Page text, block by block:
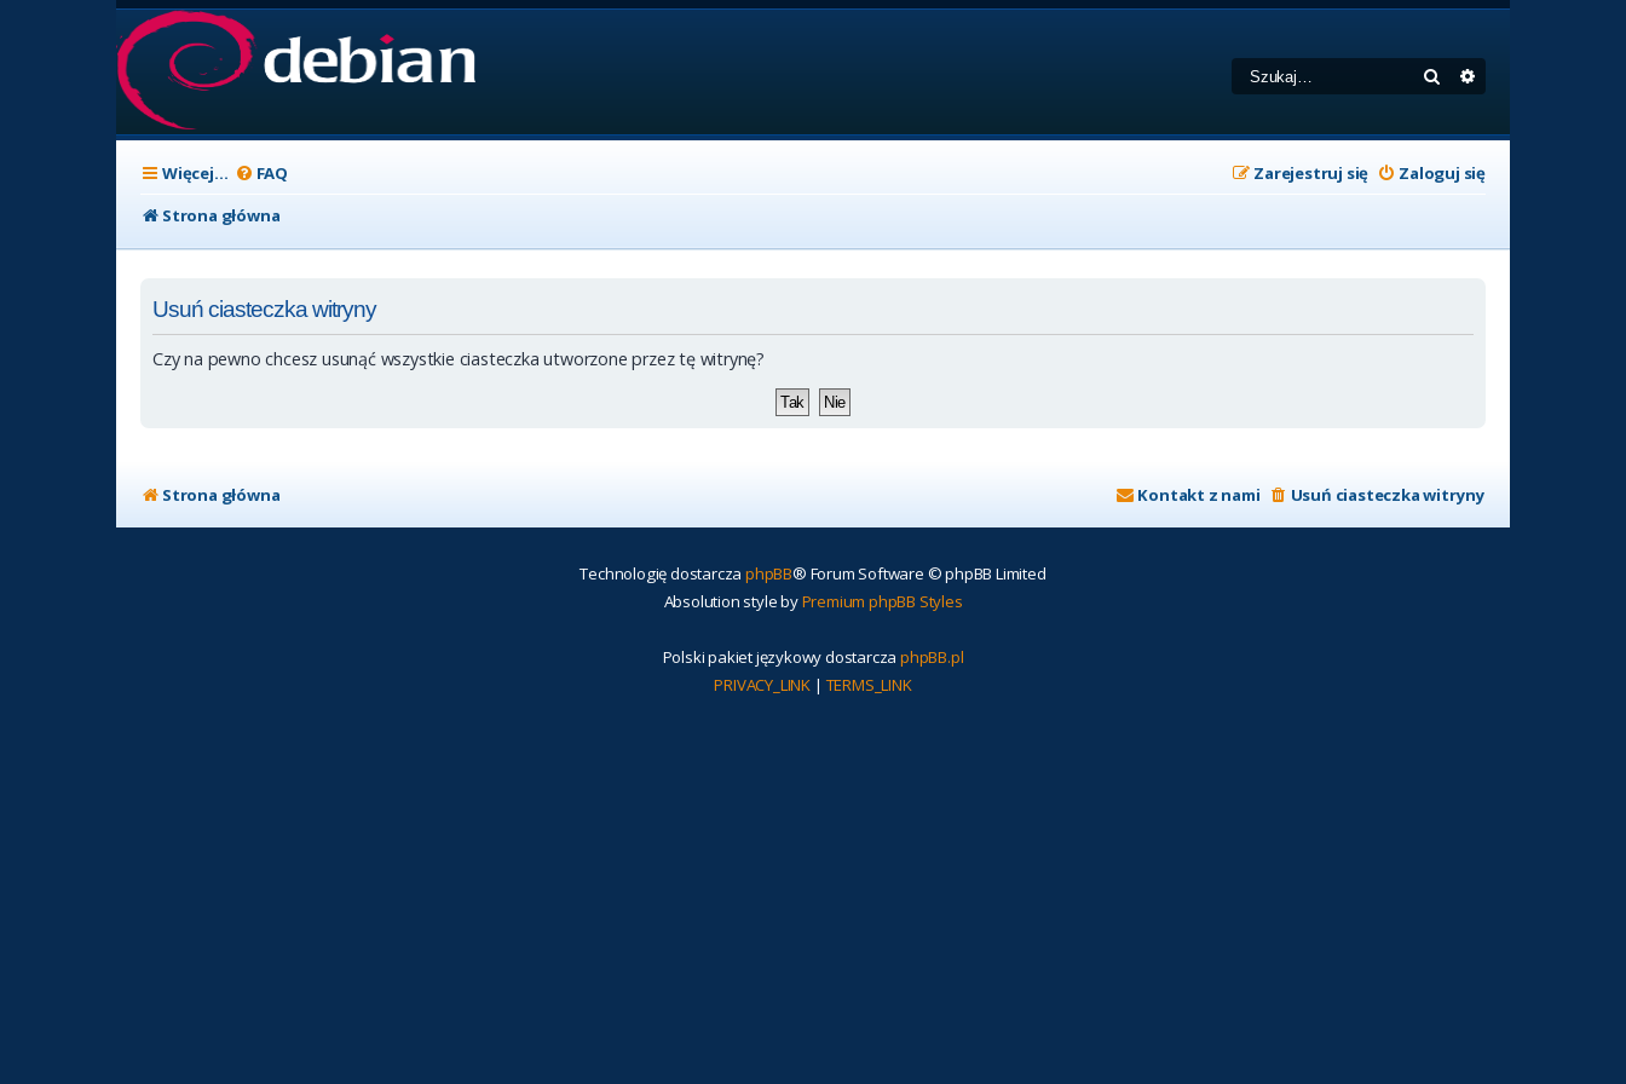
Szukaj
Więcej… FAQ Zaloguj się
Zarejestruj się
Strona główna
Usuń ciasteczka witryny
Czy na pewno chcesz usunąć wszystkie ciasteczka utworzone przez tę witrynę?
Strona główna Usuń ciasteczka witryny
Kontakt z nami
Technologię dostarcza phpBB® Forum Software © phpBB Limited
Absolution style byPremium phpBB Styles
Polski pakiet językowy dostarcza phpBB.pl
PRIVACY_LINK | TERMS_LINK